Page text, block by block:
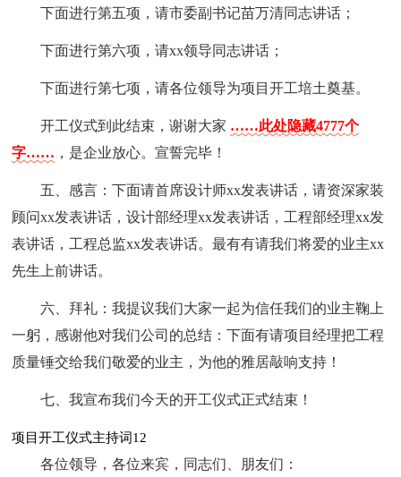
下面进行第五项，请市委副书记苗万清同志讲话；
下面进行第六项，请xx领导同志讲话；
下面进行第七项，请各位领导为项目开工培土奠基。
开工仪式到此结束，谢谢大家 ……此处隐藏4777个
字…… ，是企业放心。宣誓完毕！
五、感言：下面请首席设计师xx发表讲话，请资深家装
顾问xx发表讲话，设计部经理xx发表讲话，工程部经理xx发
表讲话，工程总监xx发表讲话。最有有请我们将爱的业主xx
先生上前讲话。
六、拜礼：我提议我们大家一起为信任我们的业主鞠上
一躬，感谢他对我们公司的总结：下面有请项目经理把工程
质量锤交给我们敬爱的业主，为他的雅居敲响支持！
七、我宣布我们今天的开工仪式正式结束！
项目开工仪式主持词12
各位领导，各位来宾，同志们、朋友们：